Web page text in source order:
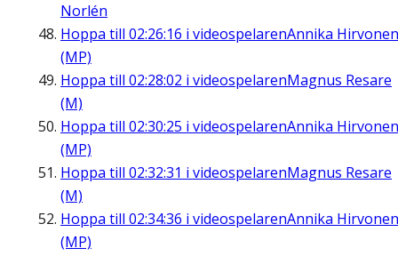
Norlén
Hoppa till 02:26:16 i videospelarenAnnika Hirvonen
(MP)
Hoppa till 02:28:02 i videospelarenMagnus Resare
(M)
Hoppa till 02:30:25 i videospelarenAnnika Hirvonen
(MP)
Hoppa till 02:32:31 i videospelarenMagnus Resare
(M)
Hoppa till 02:34:36 i videospelarenAnnika Hirvonen
(MP)